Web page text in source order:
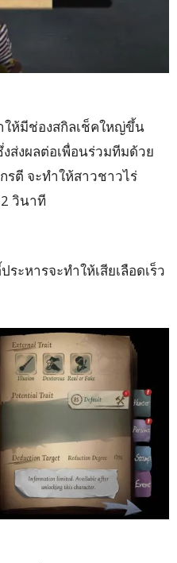
ให้มีช่องสกิลเช็คใหญ่ขึ้น
ส่งผลต่อเพื่อนร่วมทีมด้วย
รตี จะทำให้สาวชาวไร่
วินาที
ะหารจะทำให้เสียเลือดเร็ว